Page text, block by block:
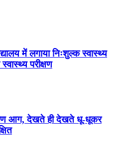
में लगाया निःशुल्क स्वास्थ्य
परीक्षण
आग, देखते ही देखते धू-धूकर